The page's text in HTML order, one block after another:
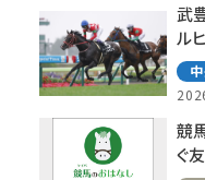
武
ル
幌
競
ぐ